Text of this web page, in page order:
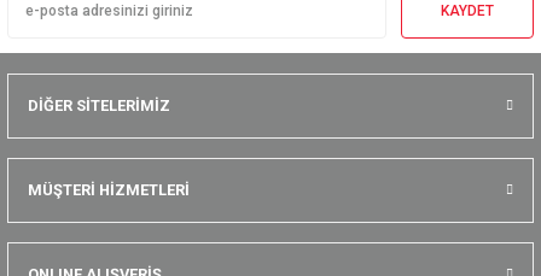
KAYDET
DİĞER SİTELERİMİZ
MÜŞTERİ HİZMETLERİ